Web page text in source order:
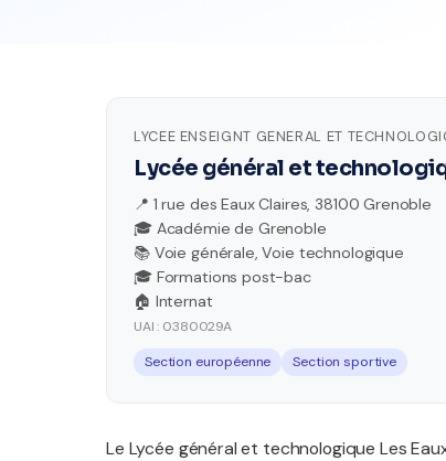
LYCEE ENSEIGNT GENERAL ET
Lycée général et
📍 1 rue des Eaux Claires, 38100 Grenoble
🎓 Académie de Grenoble
📚 Voie générale, Voie technologique
🎓 Formations post-bac
🏠 Internat
UAI : 0380029A
Section européenne
Section sportive
Le Lycée général et technologique Les